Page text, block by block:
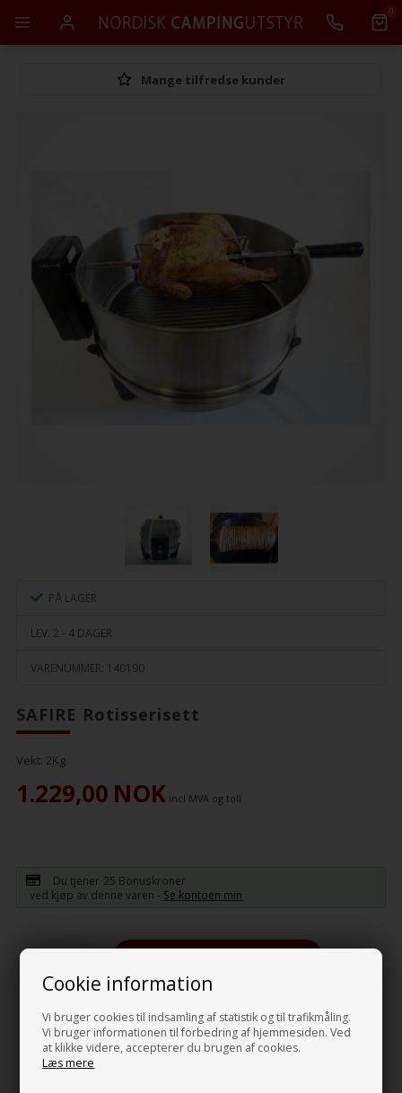
Cookie information
Vi bruger cookies til indsamling af statistik og til trafikmåling.
Vi bruger informationen til forbedring af hjemmesiden. Ved
at klikke videre, accepterer du brugen af cookies.
Læs mere
0
Mange tilfredse kunder
PÅ LAGER
LEV. 2 - 4 DAGER
VARENUMMER: 140190
SAFIRE Rotisserisett
Vekt: 2Kg.
1.229,00 NOK incl MVA og toll
Du tjener 25 Bonuskroner
ved kjøp av denne varen - Se kontoen min
Beskrivelse Specifikationer Anmeldelser